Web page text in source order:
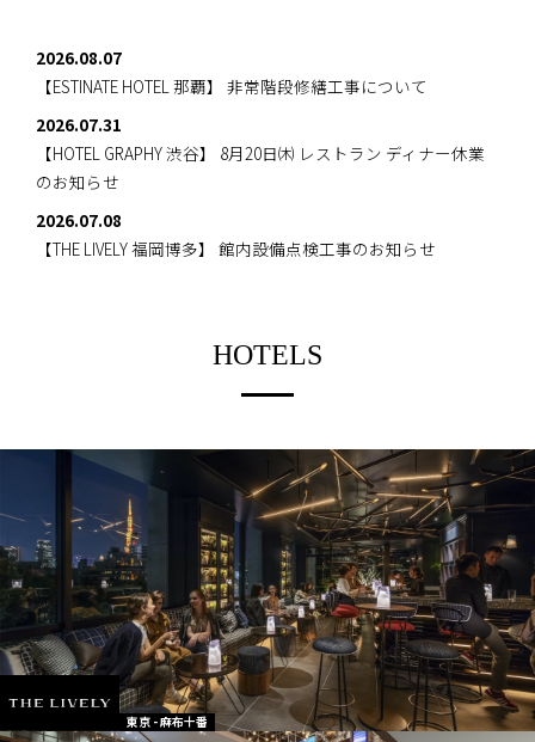
2026.08.07
【ESTINATE HOTEL 那覇】 非常階段修繕工事について
2026.07.31
【HOTEL GRAPHY 渋谷】 8月20日㈭ レストラン ディナー休業
のお知らせ
2026.07.08
【THE LIVELY 福岡博多】 館内設備点検工事のお知らせ
HOTELS
東京 - 麻布十番